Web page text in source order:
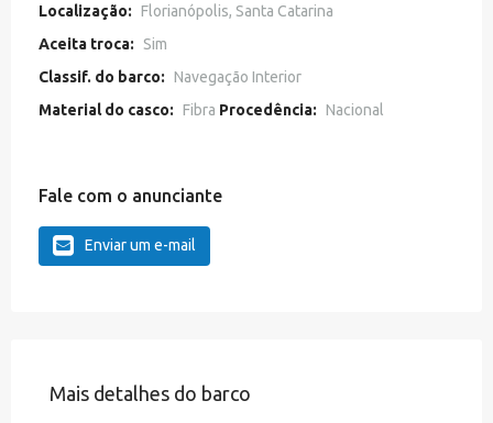
Localização: Florianópolis, Santa Catarina
Aceita troca:
Sim
Classif. do barco: Navegação Interior
Material do casco: Fibra Procedência: Nacional
Fale com o anunciante
Enviar um e-mail
Mais detalhes do barco